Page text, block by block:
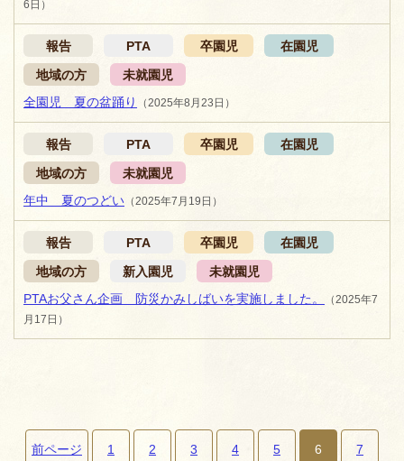
6日）
報告 PTA 卒園児
在園児
地域の方
未就園児
全園児 夏の盆踊り
（2025年8月23日）
報告 PTA 卒園児
在園児
地域の方
未就園児
年中 夏のつどい （2025年7月19日）
報告 PTA 卒園児
在園児
地域の方
新入園児
未就園児
PTAお父さん企画 防災かみしばいを実施しました。
（2025年7
月17日）
前ページ 1 2 3 4 5 6 7